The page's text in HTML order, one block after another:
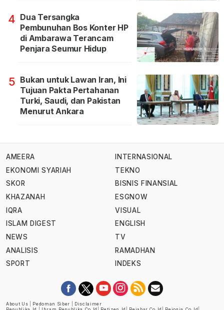
4 Dua Tersangka
Pembunuhan Bos Konter HP
di Ambarawa Terancam
Penjara Seumur Hidup
5 Bukan untuk Lawan Iran, Ini
Tujuan Pakta Pertahanan
Turki, Saudi, dan Pakistan
Menurut Ankara
AMEERA
EKONOMI SYARIAH
SKOR
KHAZANAH
IQRA
ISLAM DIGEST
NEWS
ANALISIS
SPORT
INTERNASIONAL
TEKNO
BISNIS FINANSIAL
ESGNOW
VISUAL
ENGLISH
TV
RAMADHAN
INDEKS
About Us Pedoman Siber
Disclaimer